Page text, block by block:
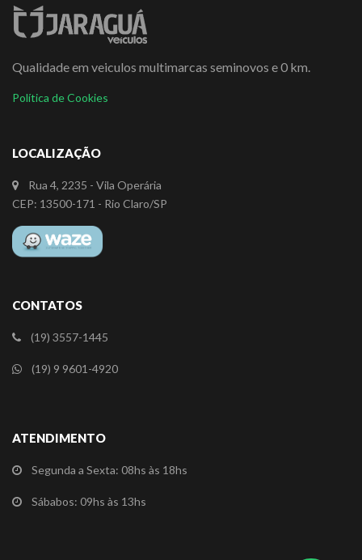
Qualidade em veiculos multimarcas seminovos e 0 km.
Política de Cookies
LOCALIZAÇÃO
Rua 4, 2235 - Vila Operária
CEP: 13500-171 - Rio Claro/SP
CONTATOS
(19) 3557-1445
(19) 9 9601-4920
ATENDIMENTO
Segunda a Sexta: 08hs às 18hs
Sábabos: 09hs às 13hs